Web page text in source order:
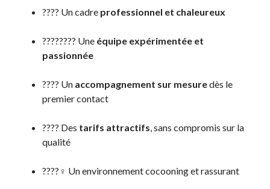
???? Un cadre professionnel et chaleureux
????‍???? Une équipe expérimentée et
passionnée
???? Un accompagnement sur mesuredès le
premier contact
???? Des tarifs attractifs, sans compromis sur la
qualité
????‍♀️ Un environnement cocooning et rassurant